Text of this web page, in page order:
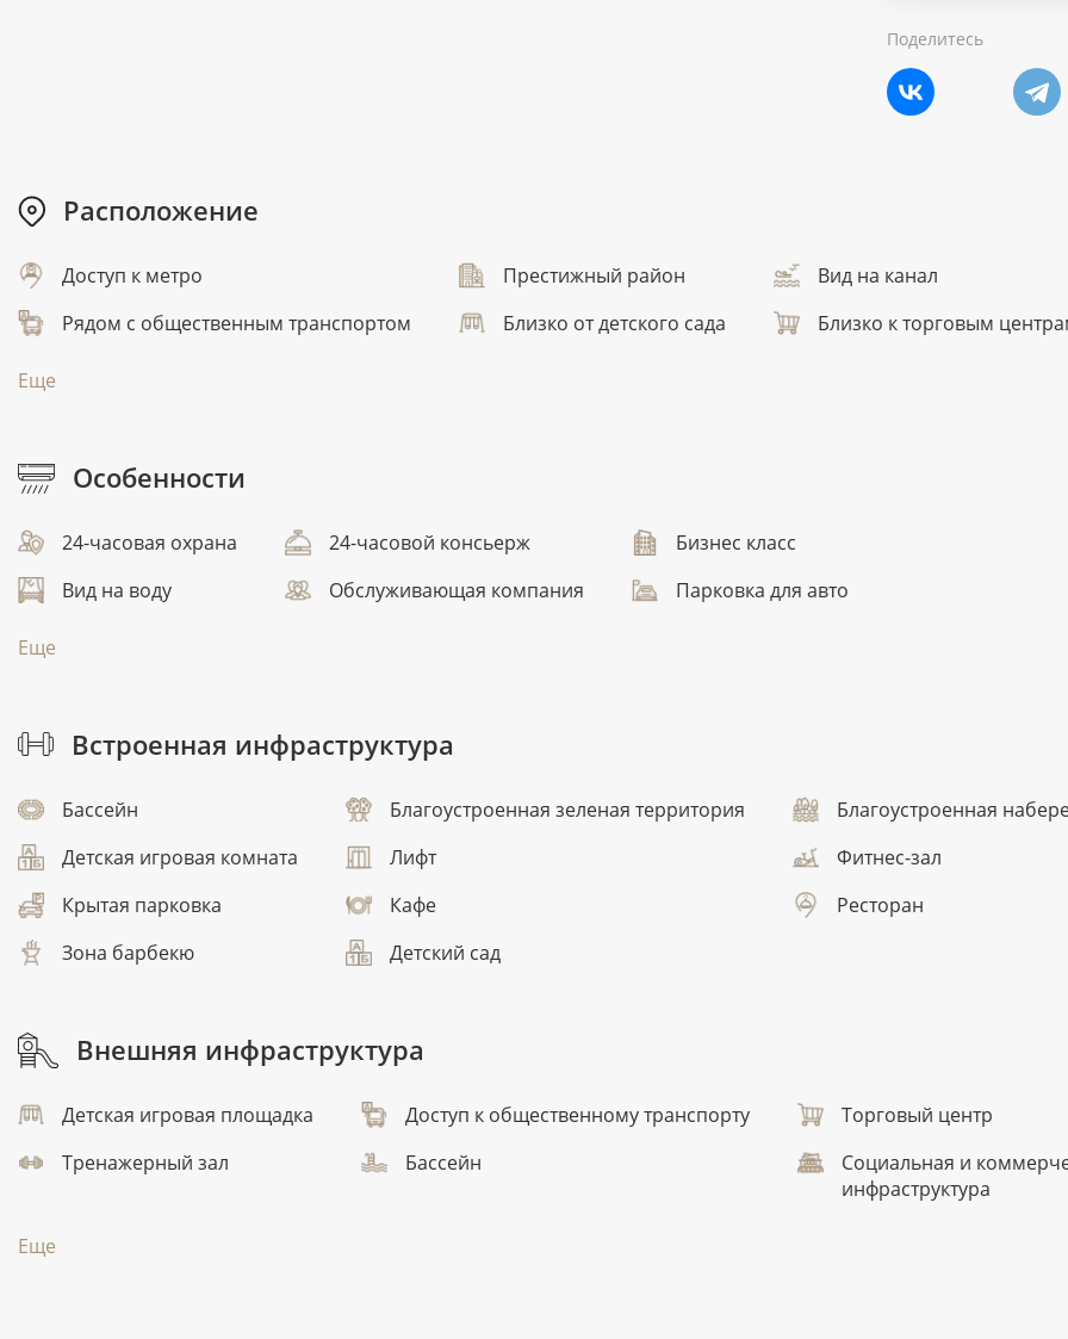
Поделитесь
Расположение
Доступ к метро Престижный район
Вид на канал
Рядом с общественным транспортом
Близко от детского сада Близко к торговым
Еще
Особенности
24-часовая охрана 24-часовой консьерж
Бизнес класс
Вид на воду
Обслуживающая компания Парковка для авто
Еще
Встроенная инфраструктура
Бассейн Благоустроенная зеленая территория
Благоустроенная
Детская игровая комната
Лифт
Фитнес-зал
Крытая парковка
Кафе
Ресторан
Зона барбекю
Детский сад
Внешняя инфраструктура
Детская игровая площадка Доступ к общественному транспорту
Торговый центр
Тренажерный зал
Бассейн
Социальная и
инфраструктура
Еще